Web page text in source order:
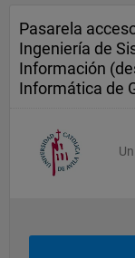
Pasarela
Ingeniería de
Información
Informática de